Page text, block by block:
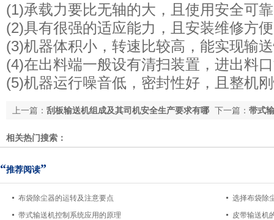
(1)承载力要比无轴的大，且使用安全可
(2)具有很强的适应能力，且安装维修方
(3)机器体积小，转速比较高，能实现输
(4)在出料端一般设有清扫装置，进出料
(5)机器运行噪音低，密封性好，且整机
下一篇： 带式
上一篇： 刮板输送机组成及其司机安全生产要求有哪
相关热门搜索：
“推荐阅读”
布袋除尘器的运转及注意要点
选择布袋除
带式输送机控制系统应用的原理
皮带输送机